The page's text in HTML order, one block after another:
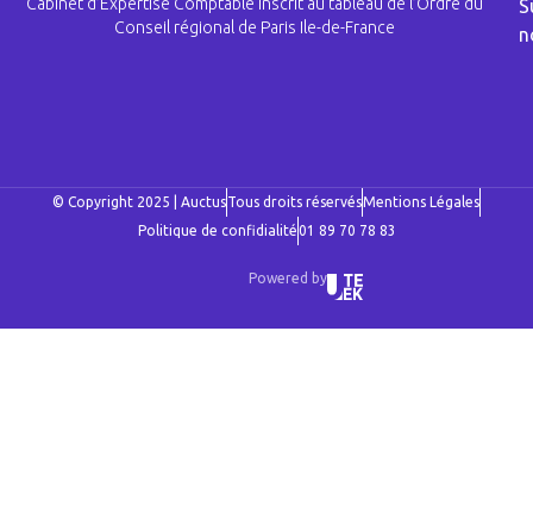
Conseil régional de Paris Ile-de-France
© Copyright 2025 | AuctusTous droits réservésMentions Légales
Politique de confidialité01 89 70 78 83
Powered by